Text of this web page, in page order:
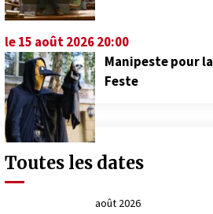
le 15 août 2026 20:00
Manipeste pour la
Feste
Toutes les dates
août 2026